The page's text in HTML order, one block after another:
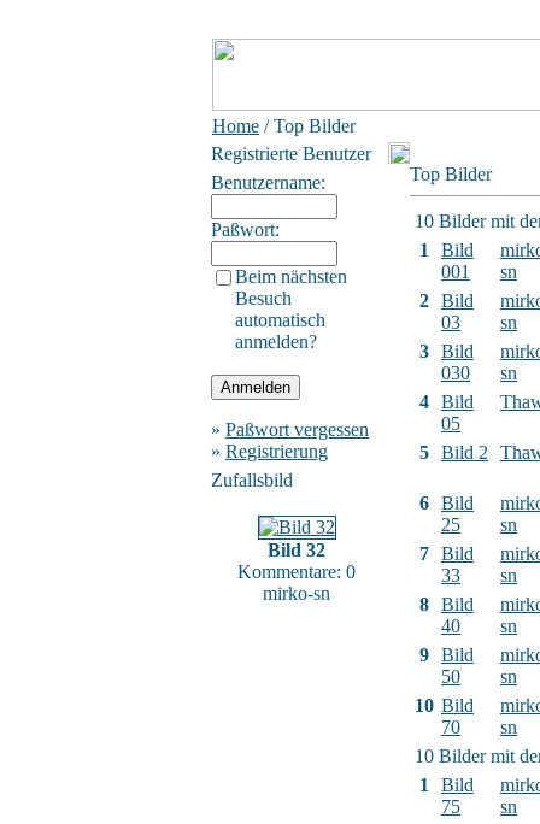
Home / Top Bilder
Registrierte Benutzer
Benutzername:
Paßwort:
Beim nächsten
Besuch
automatisch
anmelden?
» Paßwort vergessen
» Registrierung
Zufallsbild
Bild 32
Kommentare: 0
mirko-sn
Top Bilder
10 Bilder mit
1
Bild
001
sn
2 Bild
03
sn
3 Bild
030
sn
4 Bild
05
5 Bild 2
6 Bild
25
sn
7 Bild
33
sn
8 Bild
40
sn
9 Bild
50
sn
10 Bild
70
sn
10 Bilder mit
1
Bild
75
sn